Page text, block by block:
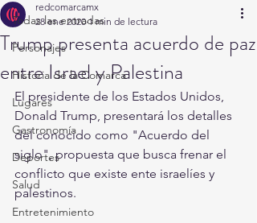
Todas las entradas
Personajes
Historia de la Comarca
Lugares
Gastronomía
Deportes
Salud
Entretenimiento
Trump presenta acuerdo de paz
entre Israel y Palestina
redcomarcamx
28 ene 2020 1 min de lectura
El presidente de los Estados Unidos,
Donald Trump, presentará los detalles
del conocido como "Acuerdo del
siglo", propuesta que busca frenar el
conflicto que existe ente israelíes y
palestinos.